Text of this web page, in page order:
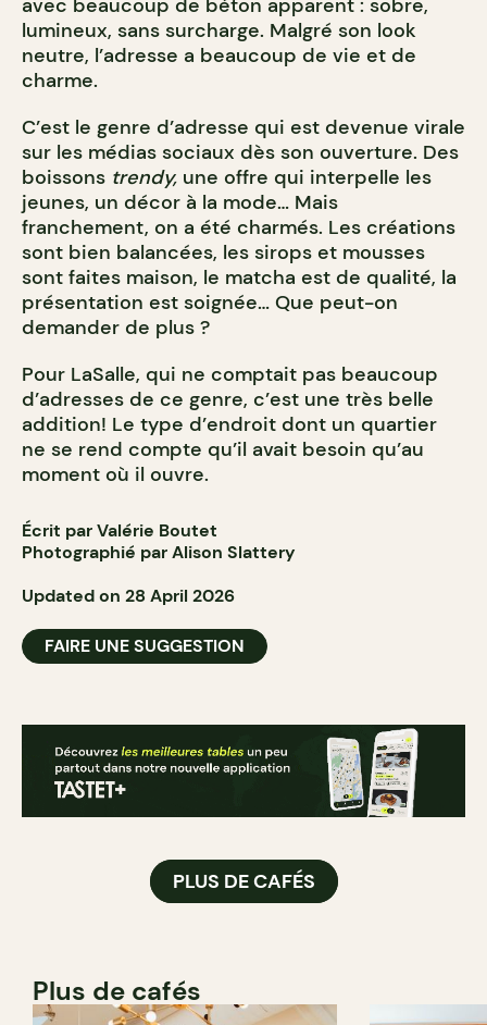
avec beaucoup de béton apparent : sobre,
lumineux, sans surcharge. Malgré son look
neutre, l’adresse a beaucoup de vie et de
charme.
C’est le genre d’adresse qui est devenue virale
sur les médias sociaux dès son ouverture. Des
boissons trendy, une offre qui interpelle les
jeunes, un décor à la mode… Mais
franchement, on a été charmés. Les créations
sont bien balancées, les sirops et mousses
sont faites maison, le matcha est de qualité, la
présentation est soignée… Que peut-on
demander de plus ?
Pour LaSalle, qui ne comptait pas beaucoup
d’adresses de ce genre, c’est une très belle
addition! Le type d’endroit dont un quartier
ne se rend compte qu’il avait besoin qu’au
moment où il ouvre.
Écrit par Valérie Boutet
Photographié par Alison Slattery
Updated on 28 April 2026
FAIRE UNE SUGGESTION
PLUS DE CAFÉS
Plus de cafés